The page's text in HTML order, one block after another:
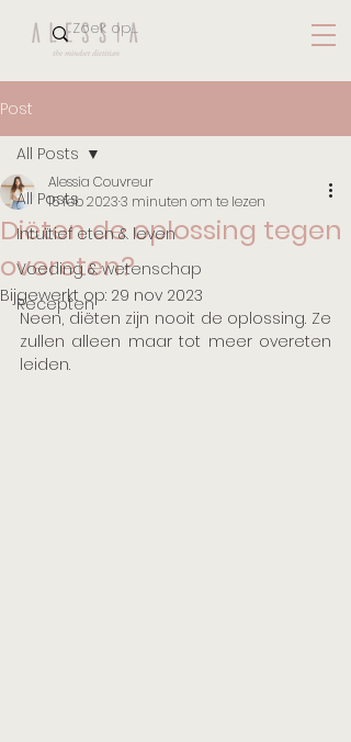
Post
All Posts
Intuïtief eten & leven
Voeding & wetenschap
Recepten
All Posts
Diëten de oplossing tegen
overeten?
Alessia Couvreur
15 feb 20233 minuten om te lezen
Bijgewerkt op: 29 nov 2023
Neen, diëten zijn nooit de oplossing. Ze
zullen alleen maar tot meer overeten
leiden.